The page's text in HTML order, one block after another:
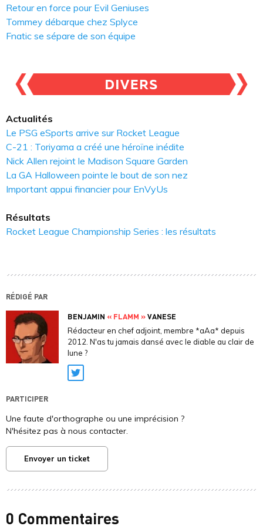
Retour en force pour Evil Geniuses
Tommey débarque chez Splyce
Fnatic se sépare de son équipe
Actualités
Le PSG eSports arrive sur Rocket League
C-21 : Toriyama a créé une héroïne inédite
Nick Allen rejoint le Madison Square Garden
La GA Halloween pointe le bout de son nez
Important appui financier pour EnVyUs
Résultats
Rocket League Championship Series : les résultats
RÉDIGÉ PAR
BENJAMIN « FLAMM »VANESE
Rédacteur en chef adjoint, membre *aAa* depuis
2012. N'as tu jamais dansé avec le diable au clair de
lune ?
Twitter
PARTICIPER
Une faute d'orthographe ou une imprécision ?
N'hésitez pas à nous contacter.
Envoyer un ticket
0 Commentaires